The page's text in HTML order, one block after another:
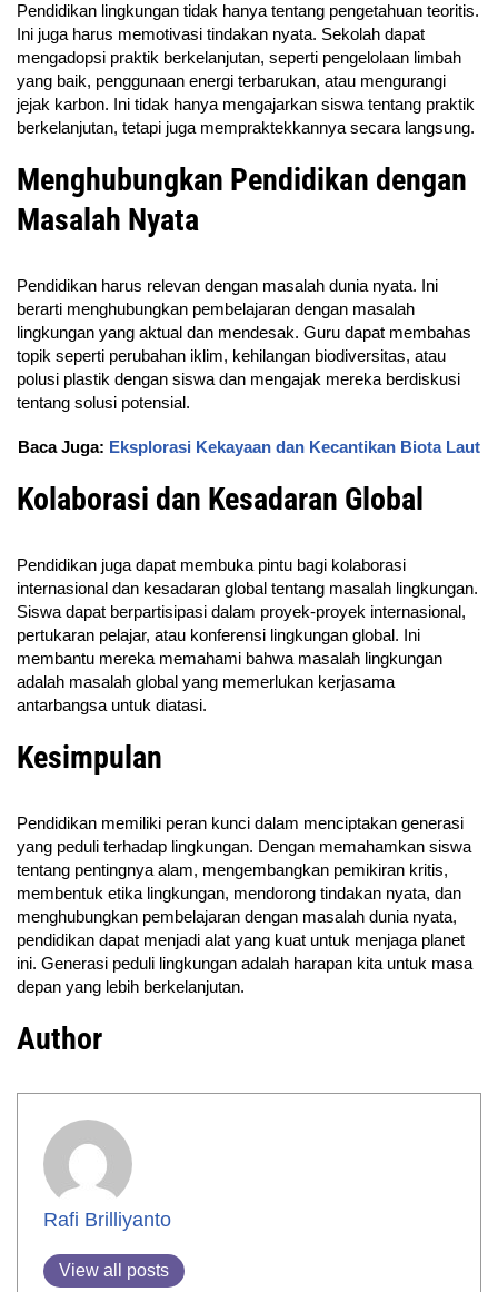
Pendidikan lingkungan tidak hanya tentang pengetahuan teoritis.
Ini juga harus memotivasi tindakan nyata. Sekolah dapat
mengadopsi praktik berkelanjutan, seperti pengelolaan limbah
yang baik, penggunaan energi terbarukan, atau mengurangi
jejak karbon. Ini tidak hanya mengajarkan siswa tentang praktik
berkelanjutan, tetapi juga mempraktekkannya secara langsung.
Menghubungkan Pendidikan dengan
Masalah Nyata
Pendidikan harus relevan dengan masalah dunia nyata. Ini
berarti menghubungkan pembelajaran dengan masalah
lingkungan yang aktual dan mendesak. Guru dapat membahas
topik seperti perubahan iklim, kehilangan biodiversitas, atau
polusi plastik dengan siswa dan mengajak mereka berdiskusi
tentang solusi potensial.
Baca Juga: Eksplorasi Kekayaan dan Kecantikan Biota Laut
Kolaborasi dan Kesadaran Global
Pendidikan juga dapat membuka pintu bagi kolaborasi
internasional dan kesadaran global tentang masalah lingkungan.
Siswa dapat berpartisipasi dalam proyek-proyek internasional,
pertukaran pelajar, atau konferensi lingkungan global. Ini
membantu mereka memahami bahwa masalah lingkungan
adalah masalah global yang memerlukan kerjasama
antarbangsa untuk diatasi.
Kesimpulan
Pendidikan memiliki peran kunci dalam menciptakan generasi
yang peduli terhadap lingkungan. Dengan memahamkan siswa
tentang pentingnya alam, mengembangkan pemikiran kritis,
membentuk etika lingkungan, mendorong tindakan nyata, dan
menghubungkan pembelajaran dengan masalah dunia nyata,
pendidikan dapat menjadi alat yang kuat untuk menjaga planet
ini. Generasi peduli lingkungan adalah harapan kita untuk masa
depan yang lebih berkelanjutan.
Author
Rafi Brilliyanto
View all posts